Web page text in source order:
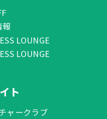
報
LOUNGE
LOUNGE
ト
ャークラブ